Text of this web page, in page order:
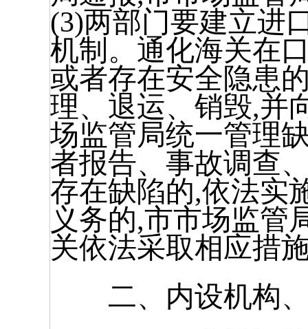
(3)两部门要建立进
机制。通化海关在
或者存在安全隐患
理、退运、销毁,并
场监管局统一管理
者报告、事故调查
存在缺陷的,依法实
义务的,市市场监管
关依法采取相应措
二、内设机构、